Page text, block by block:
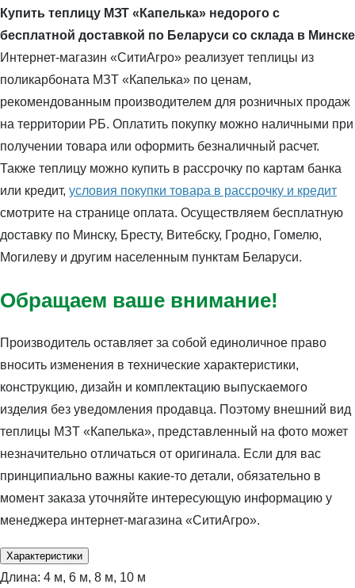
Купить теплицу МЗТ «Капелька» недорого с
бесплатной доставкой по Беларуси со склада в Минске
Интернет-магазин «СитиАгро» реализует теплицы из
поликарбоната МЗТ «Капелька» по ценам,
рекомендованным производителем для розничных продаж
на территории РБ. Оплатить покупку можно наличными при
получении товара или оформить безналичный расчет.
Также теплицу можно купить в рассрочку по картам банка
или кредит, условия покупки товара в рассрочку и кредит
смотрите на странице оплата. Осуществляем бесплатную
доставку по Минску, Бресту, Витебску, Гродно, Гомелю,
Могилеву и другим населенным пунктам Беларуси.
Обращаем ваше внимание!
Производитель оставляет за собой единоличное право
вносить изменения в технические характеристики,
конструкцию, дизайн и комплектацию выпускаемого
изделия без уведомления продавца. Поэтому внешний вид
теплицы МЗТ «Капелька», представленный на фото может
незначительно отличаться от оригинала. Если для вас
принципиально важны какие-то детали, обязательно в
момент заказа уточняйте интересующую информацию у
менеджера интернет-магазина «СитиАгро».
Характеристики
Длина: 4 м, 6 м, 8 м, 10 м